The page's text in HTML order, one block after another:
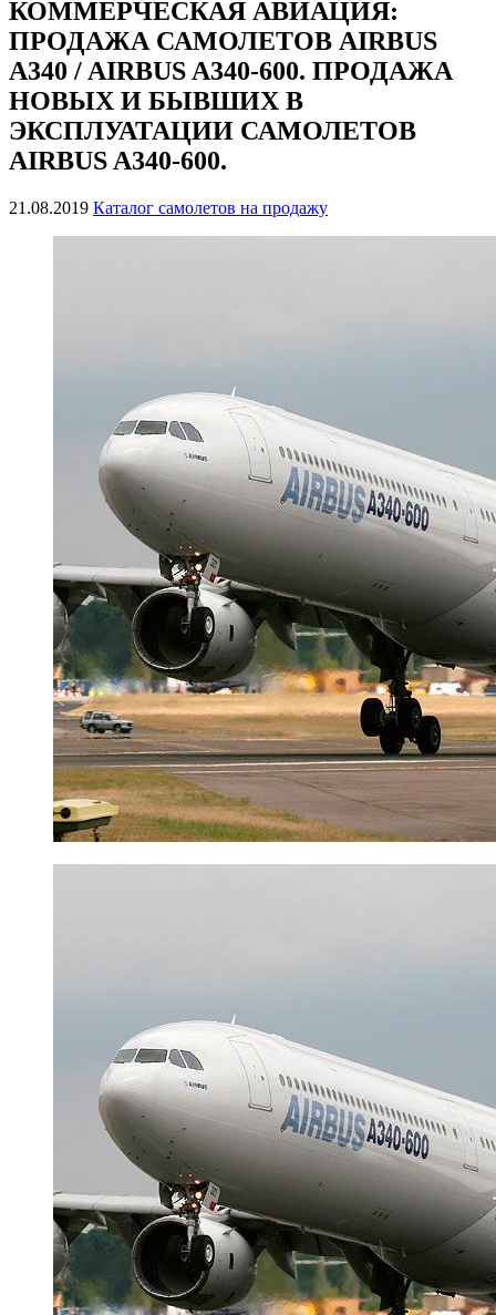
КОММЕРЧЕСКАЯ АВИАЦИЯ:
ПРОДАЖА САМОЛЕТОВ AIRBUS
A340 / AIRBUS A340-600. ПРОДАЖА
НОВЫХ И БЫВШИХ В
ЭКСПЛУАТАЦИИ САМОЛЕТОВ
AIRBUS A340-600.
21.08.2019 Каталог самолетов на продажу